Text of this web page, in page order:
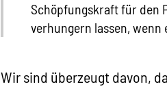
Schöpfungskraft für den
verhungern lassen,
Wir sind überzeugt davon,